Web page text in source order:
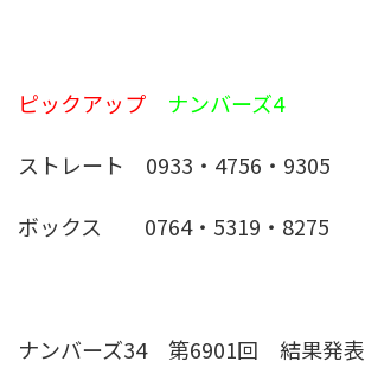
ピックアップ
ナンバーズ4
ストレート 0933・4756・9305
ボックス 0764・5319・8275
ナンバーズ34 第6901回 結果発表